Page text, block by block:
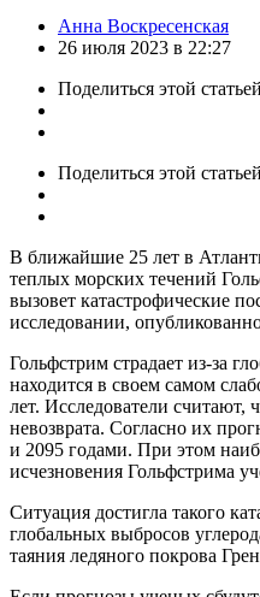
Posted
by
Анна Воскресенская
26 июля 2023 в 22:27
Поделиться этой статьей
Поделиться этой статьей
В ближайшие 25 лет в
теплых морских течений
вызовет катастрофические
исследовании,
Гольфстрим страдает из-за
находится в своем самом
лет. Исследователи считают,
невозврата. Согласно их
и 2095 годами. При этом
исчезновения Гольфстрима
Ситуация достигла такого
глобальных выбросов
таяния ледяного покрова